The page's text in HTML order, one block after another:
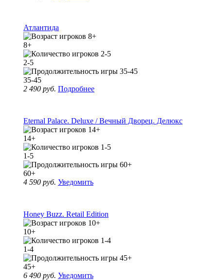
Атлантида
8+
2-5
35-45
2 490 руб. Подробнее
Eternal Palace. Deluxe / Вечный Дворец. Делюкс
14+
1-5
60+
4 590 руб. Уведомить
Honey Buzz. Retail Edition
10+
1-4
45+
6 490 руб. Уведомить